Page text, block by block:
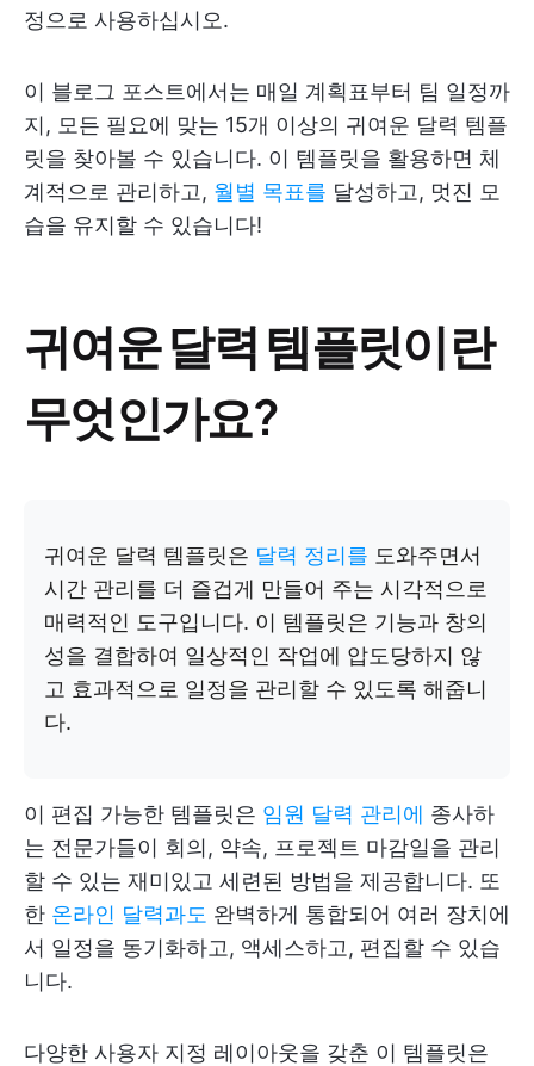
정으로 사용하십시오.
이 블로그 포스트에서는 매일 계획표부터 팀 일정까
지, 모든 필요에 맞는 15개 이상의 귀여운 달력 템플
릿을 찾아볼 수 있습니다. 이 템플릿을 활용하면 체
계적으로 관리하고, 월별 목표를 달성하고, 멋진 모
습을 유지할 수 있습니다!
귀여운 달력 템플릿이란
무엇인가요?
귀여운 달력 템플릿은 달력 정리를 도와주면서
시간 관리를 더 즐겁게 만들어 주는 시각적으로
매력적인 도구입니다. 이 템플릿은 기능과 창의
성을 결합하여 일상적인 작업에 압도당하지 않
고 효과적으로 일정을 관리할 수 있도록 해줍니
다.
이 편집 가능한 템플릿은 임원 달력 관리에 종사하
는 전문가들이 회의, 약속, 프로젝트 마감일을 관리
할 수 있는 재미있고 세련된 방법을 제공합니다. 또
한 온라인 달력과도 완벽하게 통합되어 여러 장치에
서 일정을 동기화하고, 액세스하고, 편집할 수 있습
니다.
다양한 사용자 지정 레이아웃을 갖춘 이 템플릿은